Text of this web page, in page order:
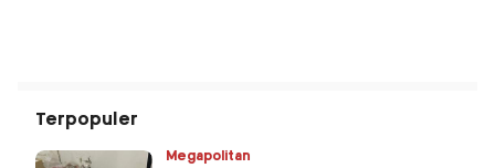
Terpopuler
Megapolitan